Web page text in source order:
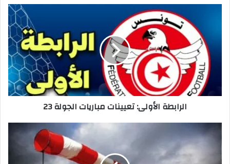
مباريات
الجولة
الرابطة الأولى: تعيينات مباريات الجولة 23
ودرجات